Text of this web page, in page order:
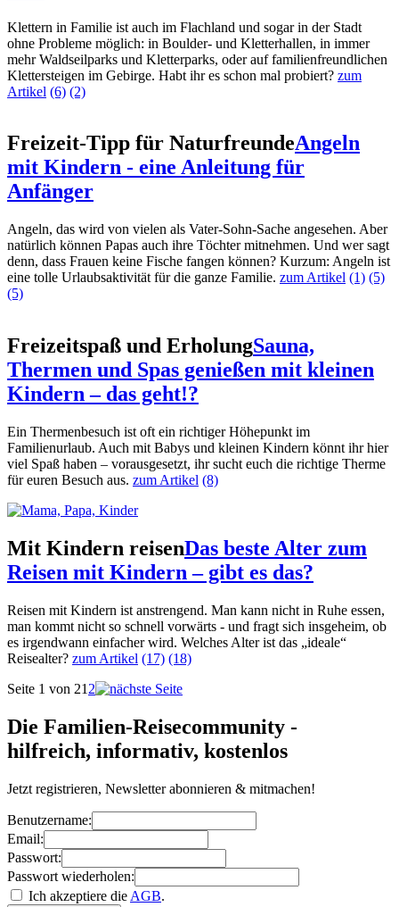
Klettern in Familie ist auch im Flachland und sogar in der Stadt
ohne Probleme möglich: in Boulder- und Kletterhallen, in immer
mehr Waldseilparks und Kletterparks, oder auf familienfreundlichen
Klettersteigen im Gebirge. Habt ihr es schon mal probiert? zum
Artikel (6) (2)
Freizeit-Tipp für NaturfreundeAngeln
mit Kindern - eine Anleitung für
Anfänger
Angeln, das wird von vielen als Vater-Sohn-Sache angesehen. Aber
natürlich können Papas auch ihre Töchter mitnehmen. Und wer sagt
denn, dass Frauen keine Fische fangen können? Kurzum: Angeln ist
eine tolle Urlaubsaktivität für die ganze Familie. zum Artikel (1) (5)
(5)
Freizeitspaß und ErholungSauna,
Thermen und Spas genießen mit kleinen
Kindern – das geht!?
Ein Thermenbesuch ist oft ein richtiger Höhepunkt im
Familienurlaub. Auch mit Babys und kleinen Kindern könnt ihr hier
viel Spaß haben – vorausgesetzt, ihr sucht euch die richtige Therme
für euren Besuch aus. zum Artikel (8)
Mit Kindern reisenDas beste Alter zum
Reisen mit Kindern – gibt es das?
Reisen mit Kindern ist anstrengend. Man kann nicht in Ruhe essen,
man kommt nicht so schnell vorwärts - und fragt sich insgeheim, ob
es irgendwann einfacher wird. Welches Alter ist das „ideale“
Reisealter? zum Artikel (17) (18)
Seite 1 von 21 2
Die Familien-Reisecommunity -
hilfreich, informativ, kostenlos
Jetzt registrieren, Newsletter abonnieren & mitmachen!
Benutzername:
Email:
Passwort:
Passwort wiederholen:
Ich akzeptiere die AGB.